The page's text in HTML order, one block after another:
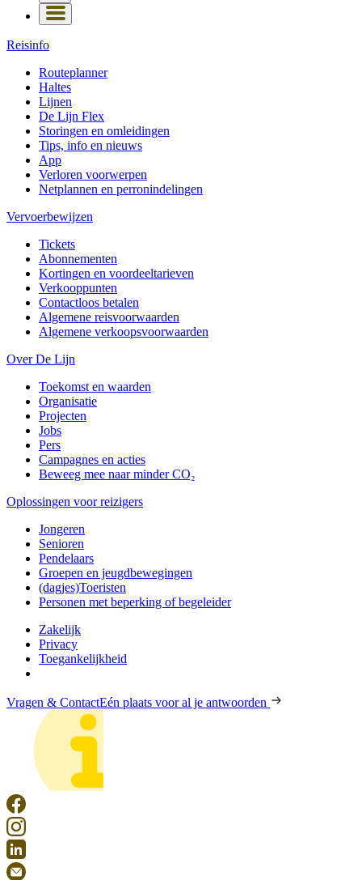
Reisinfo
Routeplanner
Haltes
Lijnen
De Lijn Flex
Storingen en omleidingen
Tips, info en nieuws
App
Verloren voorwerpen
Netplannen en perronindelingen
Vervoerbewijzen
Tickets
Abonnementen
Kortingen en voordeeltarieven
Verkooppunten
Contactloos betalen
Algemene reisvoorwaarden
Algemene verkoopsvoorwaarden
Over De Lijn
Toekomst en waarden
Organisatie
Projecten
Jobs
Pers
Campagnes en acties
Beweeg mee naar minder CO₂
Oplossingen voor reizigers
Jongeren
Senioren
Pendelaars
Groepen en jeugdbewegingen
(dagjes)Toeristen
Personen met beperking of begeleider
Zakelijk
Privacy
Toegankelijkheid
Vragen & ContactEén plaats voor al je antwoorden